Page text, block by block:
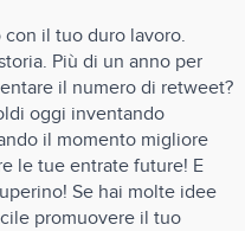
il tuo duro lavoro.
Più di un anno per
il numero di retweet?
oggi inventando
il momento migliore
le tue entrate future! E
Se hai molte idee
promuovere il tuo